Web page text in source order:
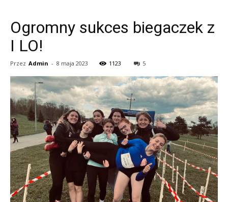
Ogromny sukces biegaczek z
I LO!
Przez Admin - 8 maja 2023 1123 5